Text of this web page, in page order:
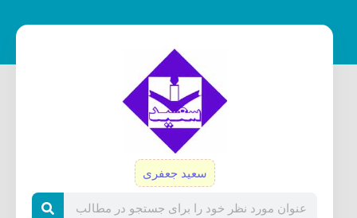
سعید جعفری